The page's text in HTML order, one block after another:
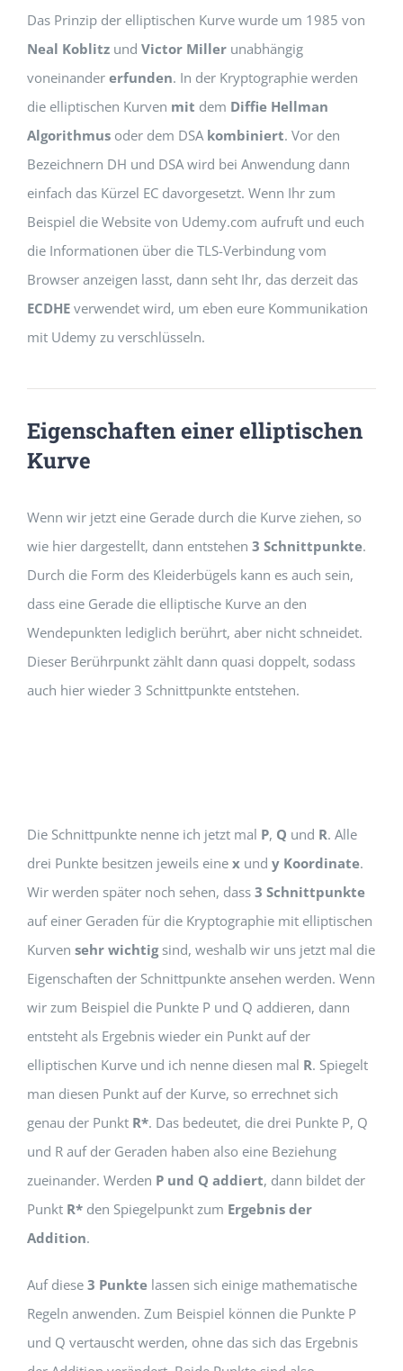
Das Prinzip der elliptischen Kurve wurde um 1985 von
Neal Koblitz und Victor Miller unabhängig
voneinander erfunden. In der Kryptographie werden
die elliptischen Kurven mit dem Diffie Hellman
Algorithmus oder dem DSA kombiniert. Vor den
Bezeichnern DH und DSA wird bei Anwendung dann
einfach das Kürzel EC davorgesetzt. Wenn Ihr zum
Beispiel die Website von Udemy.com aufruft und euch
die Informationen über die TLS-Verbindung vom
Browser anzeigen lasst, dann seht Ihr, das derzeit das
ECDHE verwendet wird, um eben eure Kommunikation
mit Udemy zu verschlüsseln.
Eigenschaften einer elliptischen
Kurve
Wenn wir jetzt eine Gerade durch die Kurve ziehen, so
wie hier dargestellt, dann entstehen 3 Schnittpunkte.
Durch die Form des Kleiderbügels kann es auch sein,
dass eine Gerade die elliptische Kurve an den
Wendepunkten lediglich berührt, aber nicht schneidet.
Dieser Berührpunkt zählt dann quasi doppelt, sodass
auch hier wieder 3 Schnittpunkte entstehen.
Die Schnittpunkte nenne ich jetzt mal P, Q und R. Alle
drei Punkte besitzen jeweils eine x und y Koordinate.
Wir werden später noch sehen, dass 3 Schnittpunkte
auf einer Geraden für die Kryptographie mit elliptischen
Kurven sehr wichtigsind, weshalb wir uns jetzt mal die
Eigenschaften der Schnittpunkte ansehen werden. Wenn
wir zum Beispiel die Punkte P und Q addieren, dann
entsteht als Ergebnis wieder ein Punkt auf der
elliptischen Kurve und ich nenne diesen mal R. Spiegelt
man diesen Punkt auf der Kurve, so errechnet sich
genau der Punkt R*. Das bedeutet, die drei Punkte P, Q
und R auf der Geraden haben also eine Beziehung
zueinander. Werden P und Q addiert, dann bildet der
Punkt R* den Spiegelpunkt zum Ergebnis der
Addition.
Auf diese 3 Punkte lassen sich einige mathematische
Regeln anwenden. Zum Beispiel können die Punkte P
und Q vertauscht werden, ohne das sich das Ergebnis